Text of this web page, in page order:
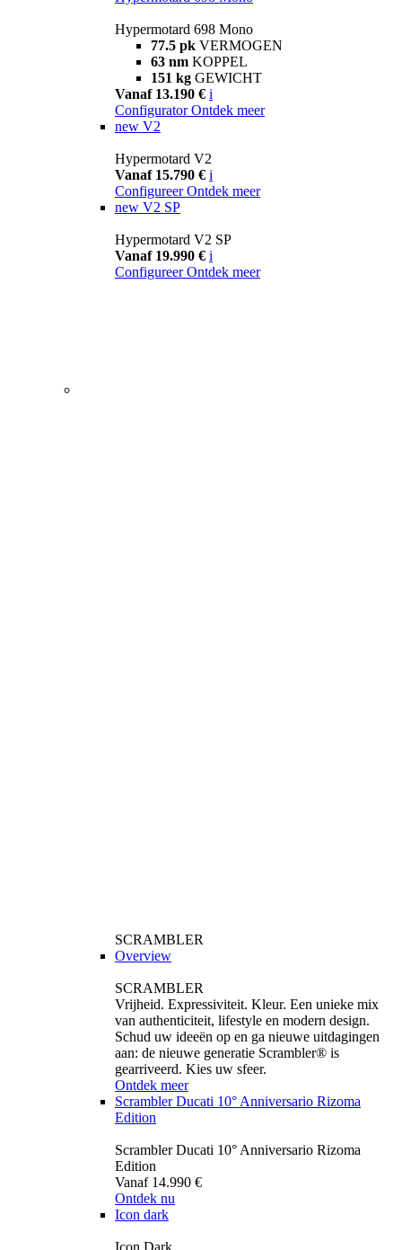
Hypermotard 698 Mono
77.5 pk VERMOGEN
63 nm KOPPEL
151 kg GEWICHT
Vanaf 13.190 € i
Configurator Ontdek meer
new V2
Hypermotard V2
Vanaf 15.790 € i
Configureer Ontdek meer
new V2 SP
Hypermotard V2 SP
Vanaf 19.990 € i
Configureer Ontdek meer
SCRAMBLER
Overview
SCRAMBLER
Vrijheid. Expressiviteit. Kleur. Een unieke mix
van authenticiteit, lifestyle en modern design.
Schud uw ideeën op en ga nieuwe uitdagingen
aan: de nieuwe generatie Scrambler® is
gearriveerd. Kies uw sfeer.
Ontdek meer
Scrambler Ducati 10° Anniversario Rizoma
Edition
Scrambler Ducati 10° Anniversario Rizoma
Edition
Vanaf 14.990 €
Ontdek nu
Icon dark